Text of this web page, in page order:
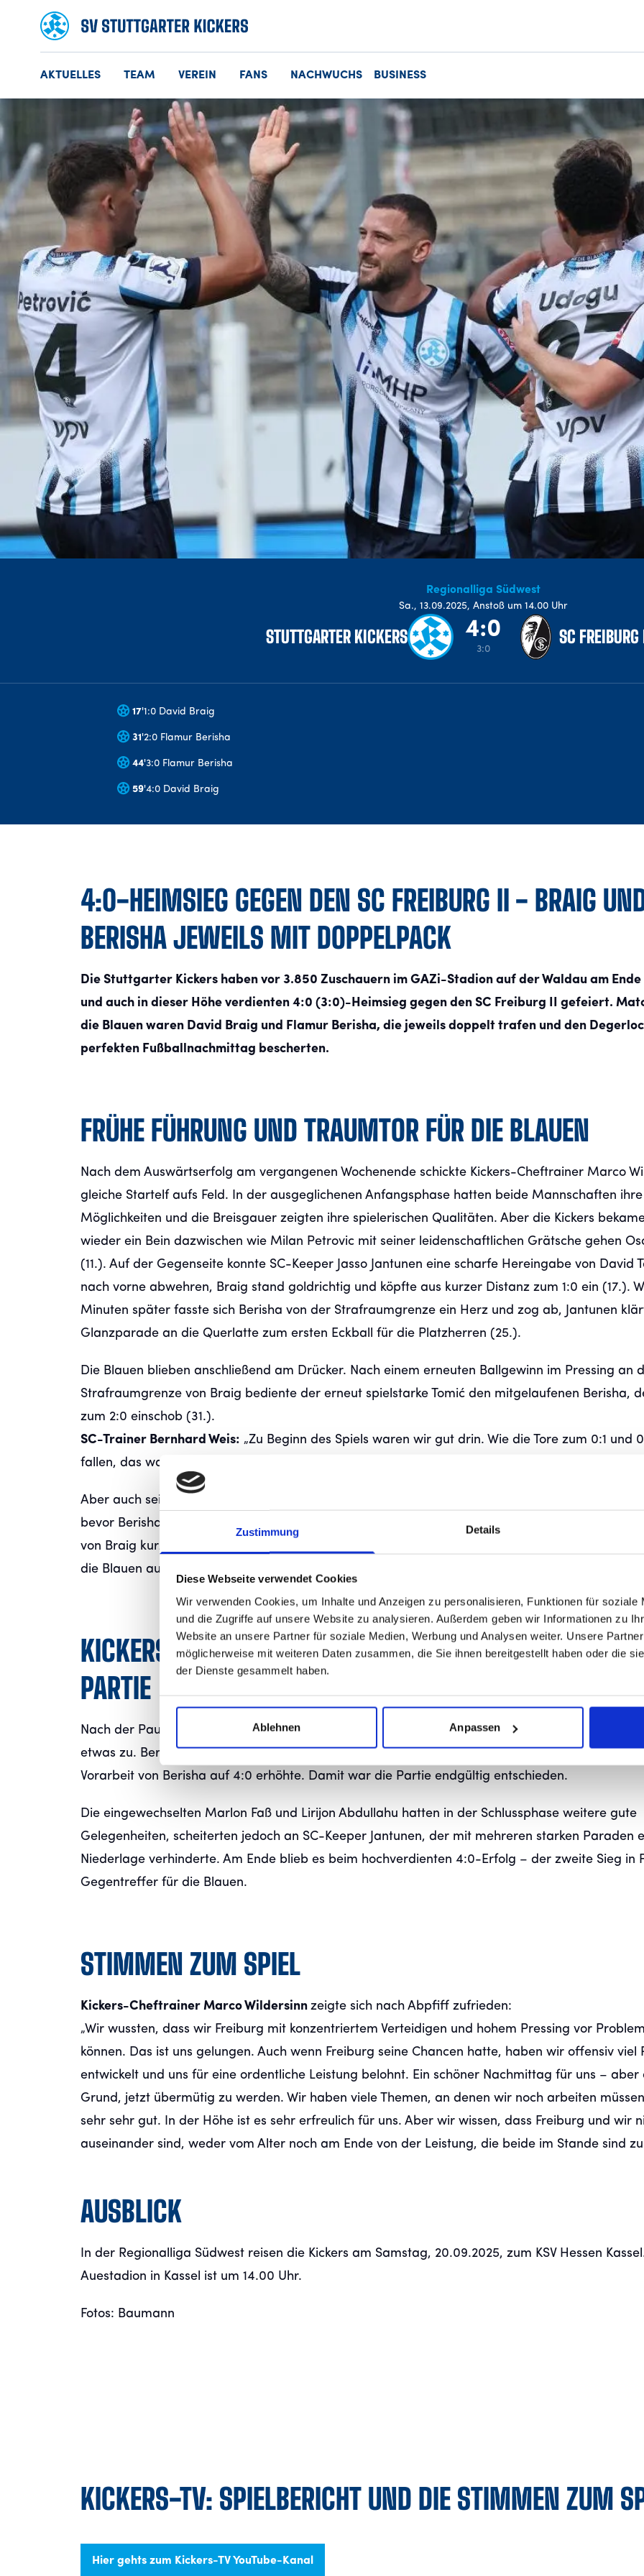
Zustimmung Details
Diese Webseite verwendet Cookies
Wir verwenden Cookies, um Inhalte und Anzeigen zu personalisieren, Funktionen für soziale
und die Zugriffe auf unsere Website zu analysieren. Außerdem geben wir Informationen zu
Website an unsere Partner für soziale Medien, Werbung und Analysen weiter. Unsere
möglicherweise mit weiteren Daten zusammen, die Sie ihnen bereitgestellt haben oder die
der Dienste gesammelt haben.
Ablehnen Anpassen
AKTUELLES TEAM VEREIN FANS NACHWUCHS BUSINESS
Regionalliga Südwest
Sa., 13.09.2025, Anstoß um 14.00 Uhr
STUTTGARTER KICKERS 4:0
3:0
SC
17'1:0 David Braig
31 '2:0 Flamur Berisha
44'3:0 Flamur Berisha
59'4:0 David Braig
4:0-HEIMSIEG GEGEN DEN SC FREIBURG II - BRAIG
BERISHA JEWEILS MIT DOPPELPACK
Die Stuttgarter Kickers haben vor 3.850 Zuschauern im GAZi-Stadion auf der Waldau am
und auch in dieser Höhe verdienten 4:0 (3:0)-Heimsieg gegen den SC Freiburg II gefeiert.
die Blauen waren David Braig und Flamur Berisha, die jeweils doppelt trafen und den
perfekten Fußballnachmittag bescherten.
FRÜHE FÜHRUNG UND TRAUMTOR FÜR DIE BLAUEN
Nach dem Auswärtserfolg am vergangenen Wochenende schickte Kickers-Cheftrainer Marco
gleiche Startelf aufs Feld. In der ausgeglichenen Anfangsphase hatten beide Mannschaften ihre
Möglichkeiten und die Breisgauer zeigten ihre spielerischen Qualitäten. Aber die Kickers
wieder ein Bein dazwischen wie Milan Petrovic mit seiner leidenschaftlichen Grätsche gehen
(11.). Auf der Gegenseite konnte SC-Keeper Jasso Jantunen eine scharfe Hereingabe von David
nach vorne abwehren, Braig stand goldrichtig und köpfte aus kurzer Distanz zum 1:0 ein (17.).
Minuten später fasste sich Berisha von der Strafraumgrenze ein Herz und zog ab, Jantunen
Glanzparade an die Querlatte zum ersten Eckball für die Platzherren (25.).
Die Blauen blieben anschließend am Drücker. Nach einem erneuten Ballgewinn im Pressing an
Strafraumgrenze von Braig bediente der erneut spielstarke Tomić den mitgelaufenen Berisha,
zum 2:0 einschob (31.).
SC-Trainer Bernhard Weis: „Zu Beginn des Spiels waren wir gut drin. Wie die Tore zum 0:1 und
fallen, das waren maximale Geschenke, die wir verteilen.“
Aber auch seine Junge hatten ihre Chancen: Karl Steinmann und Max Rosenfelder verpassten
bevor Berisha mit einem spektakulären Fallrückzieher nach Eckball von Per Lockl und
von Braig kurz vor der Pause das 3:0 erzielte (44.). Die Zuschauer auf der Waldau waren
die Blauen auf bestem Wege zum Heimsieg.
KICKERS BLEIBEN DOMINANT UND ENTSCHEIDEN FRÜH
PARTIE
Nach der Pause bestimmten die Kickers bestimmten das Spielgeschehen und ließen defensiv
etwas zu. Berisha und David Udogu verpassten zunächst weitere Treffer, ehe Braig in der 59.
Vorarbeit von Berisha auf 4:0 erhöhte. Damit war die Partie endgültig entschieden.
Die eingewechselten Marlon Faß und Lirijon Abdullahu hatten in der Schlussphase weitere gute
Gelegenheiten, scheiterten jedoch an SC-Keeper Jantunen, der mit mehreren starken Paraden
Niederlage verhinderte. Am Ende blieb es beim hochverdienten 4:0-Erfolg – der zweite Sieg in
Gegentreffer für die Blauen.
STIMMEN ZUM SPIEL
Kickers-Cheftrainer Marco Wildersinn zeigte sich nach Abpfiff zufrieden:
„Wir wussten, dass wir Freiburg mit konzentriertem Verteidigen und hohem Pressing vor
können. Das ist uns gelungen. Auch wenn Freiburg seine Chancen hatte, haben wir offensiv viel
entwickelt und uns für eine ordentliche Leistung belohnt. Ein schöner Nachmittag für uns – aber
Grund, jetzt übermütig zu werden. Wir haben viele Themen, an denen wir noch arbeiten
sehr sehr gut. In der Höhe ist es sehr erfreulich für uns. Aber wir wissen, dass Freiburg und wir
auseinander sind, weder vom Alter noch am Ende von der Leistung, die beide im Stande sind
AUSBLICK
In der Regionalliga Südwest reisen die Kickers am Samstag, 20.09.2025, zum KSV Hessen
Auestadion in Kassel ist um 14.00 Uhr.
Fotos: Baumann
KICKERS-TV: SPIELBERICHT UND DIE STIMMEN ZUM
Hier gehts zum Kickers-TV YouTube-Kanal